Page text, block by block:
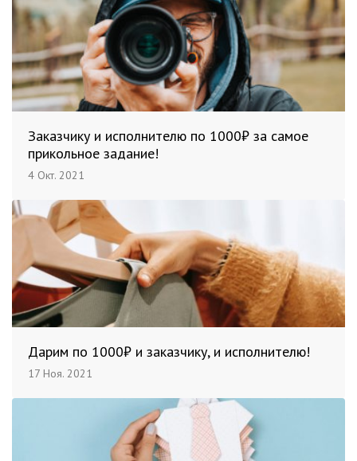
Заказчику и исполнителю по 1000₽ за самое
прикольное задание!
4 Окт. 2021
Дарим по 1000₽ и заказчику, и исполнителю!
17 Ноя. 2021